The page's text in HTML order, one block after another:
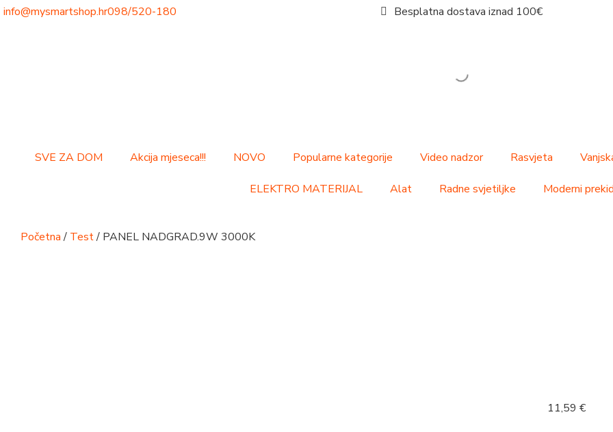
info@mysmartshop.hr098/520-180 Besplatna dostava iznad 100€
SVE ZA DOM Akcija mjeseca!!! NOVO Popularne kategorije Video nadzor Rasvjeta
ELEKTRO MATERIJAL Alat Radne svjetiljke Moderni
Početna/ Test/ PANEL NADGRAD.9W 3000K
11,59 €